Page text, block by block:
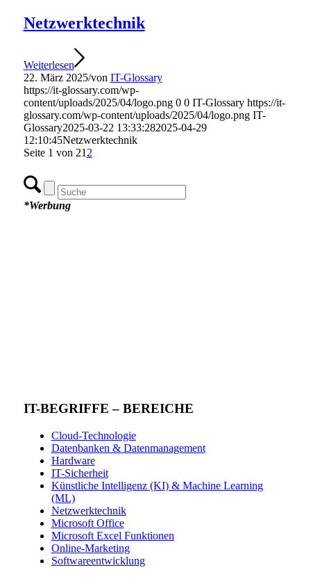
Netzwerktechnik
Weiterlesen
22. März 2025/von IT-Glossary
https://it-glossary.com/wp-
content/uploads/2025/04/logo.png 0 0 IT-Glossary https://it-
glossary.com/wp-content/uploads/2025/04/logo.png IT-
Glossary2025-03-22 13:33:282025-04-29
12:10:45Netzwerktechnik
Seite 1 von 21 2
*Werbung
IT-BEGRIFFE – BEREICHE
Cloud-Technologie
Datenbanken & Datenmanagement
Hardware
IT-Sicherheit
Künstliche Intelligenz (KI) & Machine Learning
(ML)
Netzwerktechnik
Microsoft Office
Microsoft Excel Funktionen
Online-Marketing
Softwareentwicklung